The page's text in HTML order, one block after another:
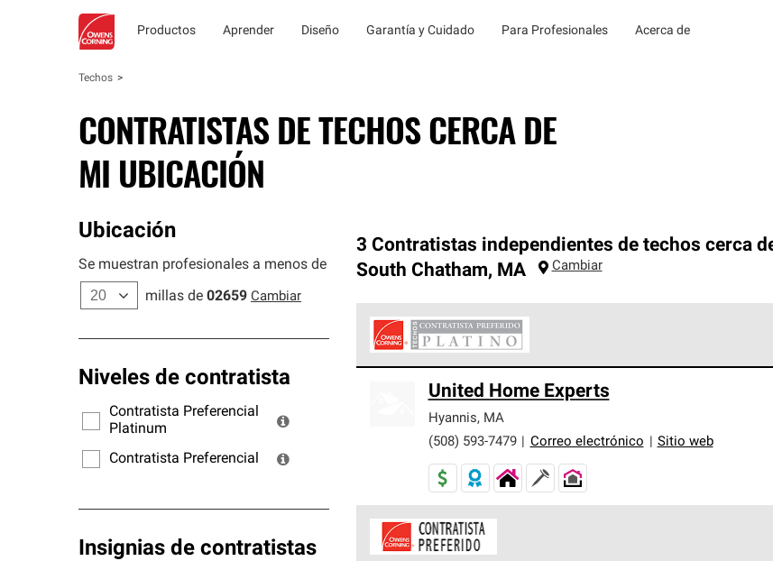
Productos Aprender Diseño Garantía y Cuidado Para Profesionales Acerca de
Techos
CONTRATISTAS DE TECHOS CERCA DE
MI UBICACIÓN
Ubicación
Se muestran profesionales a menos de
millas de 02659 Cambiar
Niveles de contratista
Contratista Preferencial
Platinum
Contratista Preferencial
Insignias de contratistas
3 Contratistas independientes de techos cerca
South Chatham, MA Cambiar
cumplen con estándares estrictos de profesionalismo,
United Home Experts
Hyannis, MA
(508) 593-7479
Correo electrónico Sitio web